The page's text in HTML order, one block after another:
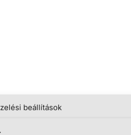
beállítások